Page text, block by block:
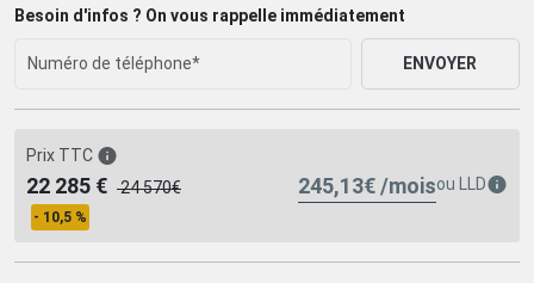
Besoin d'infos ? On vous rappelle immédiatement
ENVOYER
Prix TTC
22 285 € 24 570€
- 10,5 %
ou LLD
245,13€ /mois